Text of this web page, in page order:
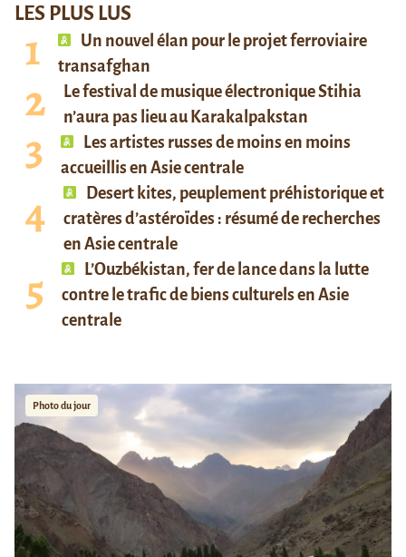
LES PLUS LUS
Un nouvel élan pour le projet ferroviaire
transafghan
Le festival de musique électronique Stihia
n’aura pas lieu au Karakalpakstan
Les artistes russes de moins en moins
accueillis en Asie centrale
Desert kites, peuplement préhistorique et
cratères d’astéroïdes : résumé de recherches
en Asie centrale
L’Ouzbékistan, fer de lance dans la lutte
contre le trafic de biens culturels en Asie
centrale
Photo du jour